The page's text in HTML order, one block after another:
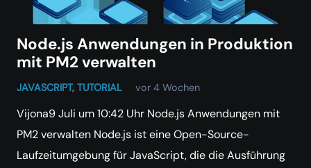
Node.js Anwendungen in Produktion
mit PM2 verwalten
JAVASCRIPT, TUTORIAL vor 4 Wochen
Vijona9 Juli um 10:42 Uhr Node.js Anwendungen mit
PM2 verwalten Node.js ist eine Open-Source-
Laufzeitumgebung für JavaScript, die die Ausführung